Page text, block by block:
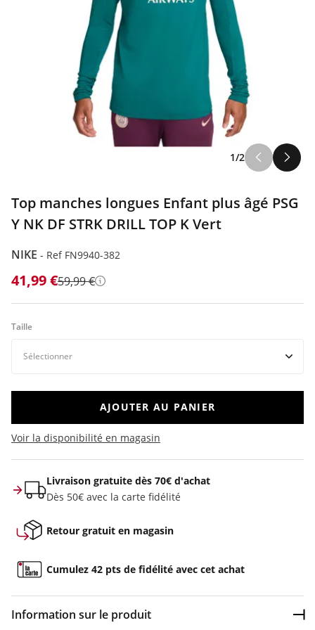
1/2
Top manches longues Enfant plus âgé PSG
Y NK DF STRK DRILL TOP K Vert
NIKE - Ref FN9940-382
41,99 €59,99 € Détails
Taille
AJOUTER AU PANIER
Voir la disponibilité en magasin
Livraison gratuite dès 70€ d'achat
Dès 50€ avec la carte fidélité
Retour gratuit en magasin
Cumulez 42 pts de fidélité avec cet achat
Information sur le produit